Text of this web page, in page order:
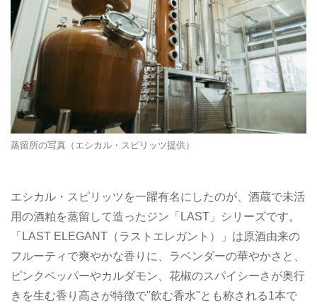
蒸留所の写真（エシカル・スピリッツ提供）
エシカル・スピリッツを一躍有名にしたのが、酒蔵で未活
用の酒粕を蒸留して造ったジン「LAST」シリーズです。
「LAST ELEGANT（ラストエレガント）」は原酒由来の
フルーティで爽やかな香りに、ラベンダーの華やかさと、
ピンクペッパーやカルダモン、花椒のスパイシーさが奥行
きを生む香り高さが特徴で"飲む香水"とも称される1本で